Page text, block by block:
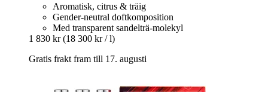
Aromatisk, citrus & träig
Gender-neutral doftkomposition
Med transparent sandelträ-molekyl
1 830 kr (18 300 kr / l)
Gratis frakt fram till 17. augusti